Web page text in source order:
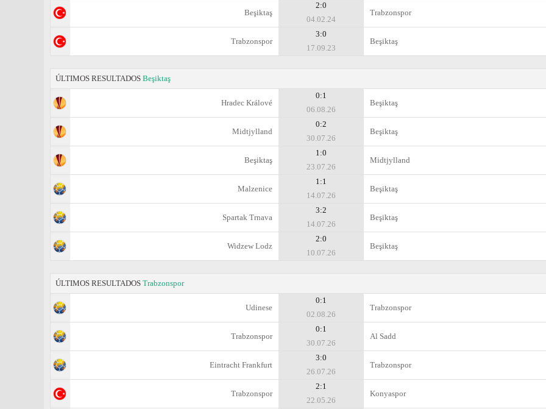
Beşiktaş
2:0
04.02.24
Trabzonspor
Trabzonspor
3:0
17.09.23
Beşiktaş
ÚLTIMOS RESULTADOS Beşiktaş
Hradec Králové
0:1
06.08.26
Beşiktaş
Midtjylland
0:2
30.07.26
Beşiktaş
Beşiktaş
1:0
23.07.26
Midtjylland
Malzenice
1:1
14.07.26
Beşiktaş
Spartak Trnava
3:2
14.07.26
Beşiktaş
Widzew Lodz
2:0
10.07.26
Beşiktaş
ÚLTIMOS RESULTADOS Trabzonspor
Udinese
0:1
02.08.26
Trabzonspor
Trabzonspor
0:1
30.07.26
Al Sadd
Eintracht Frankfurt
3:0
26.07.26
Trabzonspor
Trabzonspor
2:1
22.05.26
Konyaspor